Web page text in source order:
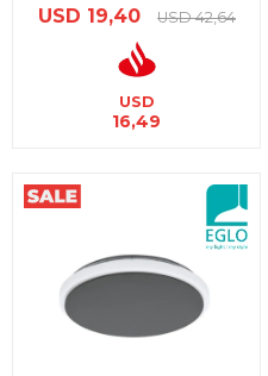
USD 19,40 USD 42,64
USD
16,49